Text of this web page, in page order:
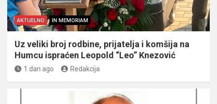
AKTUELNO IN MEMORIAM
Uz veliki broj rodbine, prijatelja i komšija na
Humcu ispraćen Leopold “Leo” Knezović
1 dan ago Redakcija